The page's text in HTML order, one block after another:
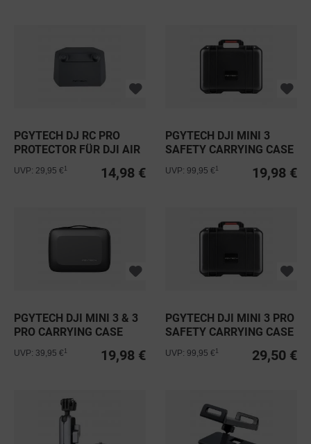
PGYTECH DJ RC PRO
PROTECTOR FÜR DJI AIR
14,98 €
UVP: 29,95 €
PGYTECH DJI MINI 3
SAFETY CARRYING CASE
19,98 €
UVP: 99,95 €
PGYTECH DJI MINI 3 & 3
PRO CARRYING CASE
19,98 €
UVP: 39,95 €
PGYTECH DJI MINI 3 PRO
SAFETY CARRYING CASE
29,50 €
UVP: 99,95 €